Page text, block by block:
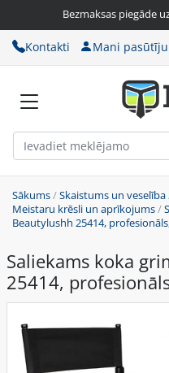
Bezmaksas piegāde
Kontakti Mani
Sākums/Skaistums un veselība
Meistaru krēsli un aprīkojums/
Beautylushh 25414,
Saliekams koka
25414,